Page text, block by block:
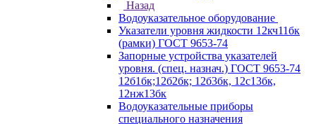
Назад
Водоуказательное оборудование
Указатели уровня жидкости 12кч11бк
(рамки) ГОСТ 9653-74
Запорные устройства указателей
уровня. (спец. назнач.) ГОСТ 9653-74
12б1бк;12б2бк; 12б3бк, 12с13бк,
12нж13бк
Водоуказательные приборы
специального назначения